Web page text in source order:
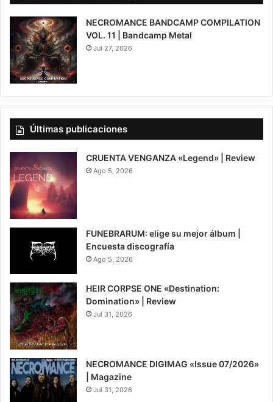
NECROMANCE BANDCAMP COMPILATION
VOL. 11 | Bandcamp Metal
Jul 27, 2026
Últimas publicaciones
7
CRUENTA VENGANZA «Legend» | Review
Ago 5, 2026
FUNEBRARUM: elige su mejor álbum |
Encuesta discografía
Ago 5, 2026
8
HEIR CORPSE ONE «Destination:
Domination» | Review
Jul 31, 2026
NECROMANCE DIGIMAG «Issue 07/2026»
| Magazine
Jul 31, 2026